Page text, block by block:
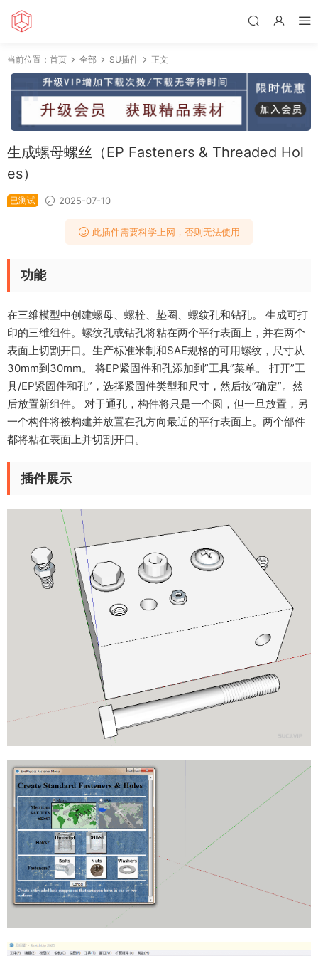
当前位置： 首页 全部 SU插件 正文
生成螺母螺丝（EP Fasteners & Threaded Hol
es）
已测试 2025-07-10
此插件需要科学上网，否则无法使用
功能
在三维模型中创建螺母、螺栓、垫圈、螺纹孔和钻孔。 生成可打
印的三维组件。螺纹孔或钻孔将粘在两个平行表面上，并在两个
表面上切割开口。生产标准米制和SAE规格的可用螺纹，尺寸从
30mm到30mm。 将EP紧固件和孔添加到”工具”菜单。 打开”工
具/EP紧固件和孔”，选择紧固件类型和尺寸，然后按”确定”。然
后放置新组件。 对于通孔，构件将只是一个圆，但一旦放置，另
一个构件将被构建并放置在孔方向最近的平行表面上。两个部件
都将粘在表面上并切割开口。
插件展示